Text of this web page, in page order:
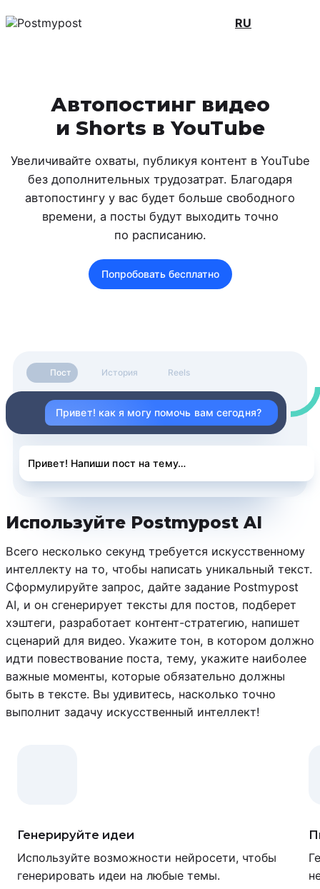
RU
Автопостинг видео
и Shorts в YouTube
Увеличивайте охваты, публикуя контент в YouTube
без дополнительных трудозатрат. Благодаря
автопостингу у вас будет больше свободного
времени, а посты будут выходить точно
по расписанию.
Попробовать бесплатно
Пост История Reels
Привет! как я могу помочь вам сегодня?
Привет! Напиши пост на тему…
Используйте Postmypost AI
Всего несколько секунд требуется искусственному
интеллекту на то, чтобы написать уникальный текст.
Сформулируйте запрос, дайте задание Postmypost
AI, и он сгенерирует тексты для постов, подберет
хэштеги, разработает контент-стратегию, напишет
сценарий для видео. Укажите тон, в котором должно
идти повествование поста, тему, укажите наиболее
важные моменты, которые обязательно должны
быть в тексте. Вы удивитесь, насколько точно
выполнит задачу искусственный интеллект!
Генерируйте идеи
Используйте возможности нейросети, чтобы
генерировать идеи на любые темы.